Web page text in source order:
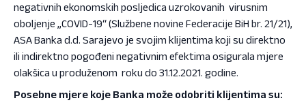
negativnih ekonomskih posljedica uzrokovanih virusnim
oboljenje „COVID-19“ (Službene novine Federacije BiH br. 21/21),
ASA Banka d.d. Sarajevo je svojim klijentima koji su direktno
ili indirektno pogođeni negativnim efektima osigurala mjere
olakšica u produženom roku do 31.12.2021. godine.
Posebne mjere koje Banka može odobriti klijentima su: